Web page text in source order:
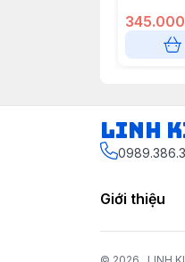
LINH
Giới thiệu